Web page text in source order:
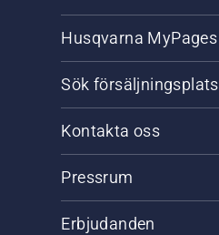
Husqvarna MyPages
Sök försäljningsplats
Kontakta oss
Pressrum
Erbjudanden